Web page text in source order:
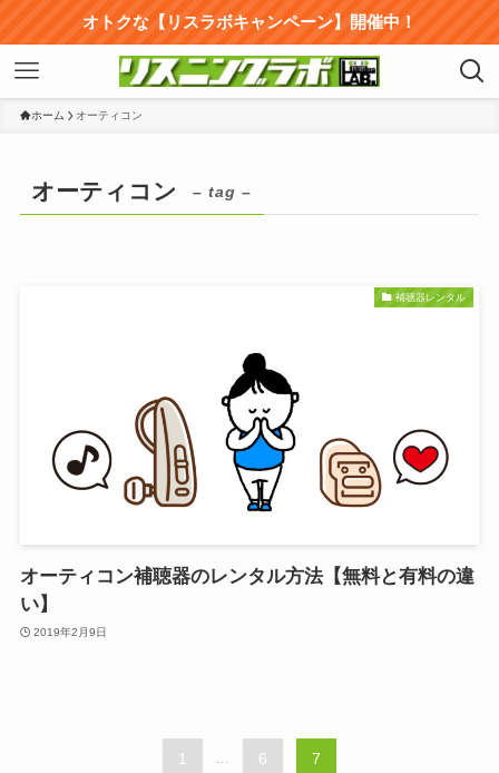
オトクな【リスラボキャンペーン】開催中！
ホーム オーティコン
オーティコン – tag –
補聴器レンタル
オーティコン補聴器のレンタル方法【無料と有料の違
い】
2019年2月9日
1 ... 6 7